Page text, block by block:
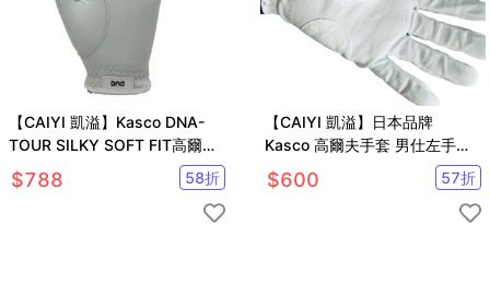
【CAIYI 凱溢】Kasco DNA-
TOUR SILKY SOFT FIT高爾夫
男用小羊皮手套
$788 58折
【CAIYI 凱溢】日本品牌
Kasco 高爾夫手套 男仕左手套
超纖布 戶外運動健身手套 防曬
防滑耐磨運動手套
$600 57折